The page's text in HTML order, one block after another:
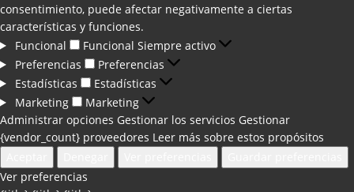
consentimiento, puede afectar negativamente a ciertas
características y funciones.
Funcional
Funcional Siempre activo
Preferencias
Preferencias
Estadísticas
Estadísticas
Marketing
Marketing
Administrar opciones Gestionar los servicios Gestionar
{vendor_count} proveedores Leer más sobre estos propósitos
Ver preferencias